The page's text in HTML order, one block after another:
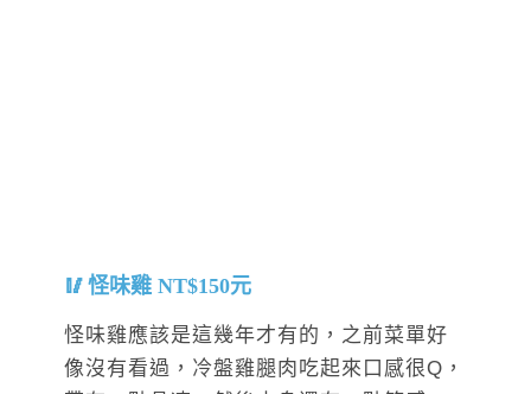
怪味雞 NT$150元
怪味雞應該是這幾年才有的，之前菜單好
像沒有看過，冷盤雞腿肉吃起來口感很Q，